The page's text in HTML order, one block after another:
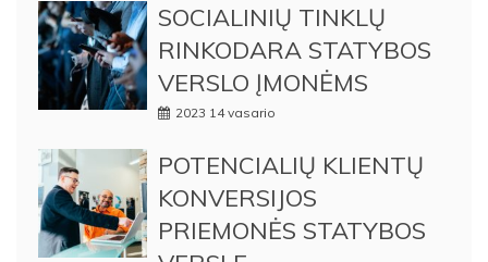
SOCIALINIŲ TINKLŲ
RINKODARA STATYBOS
VERSLO ĮMONĖMS
2023 14 vasario
POTENCIALIŲ KLIENTŲ
KONVERSIJOS
PRIEMONĖS STATYBOS